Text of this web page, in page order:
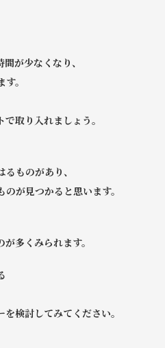
が少なくなり、
。
取り入れましょう。
ものがあり、
が見つかると思います。
多くみられます。
検討してみてください。